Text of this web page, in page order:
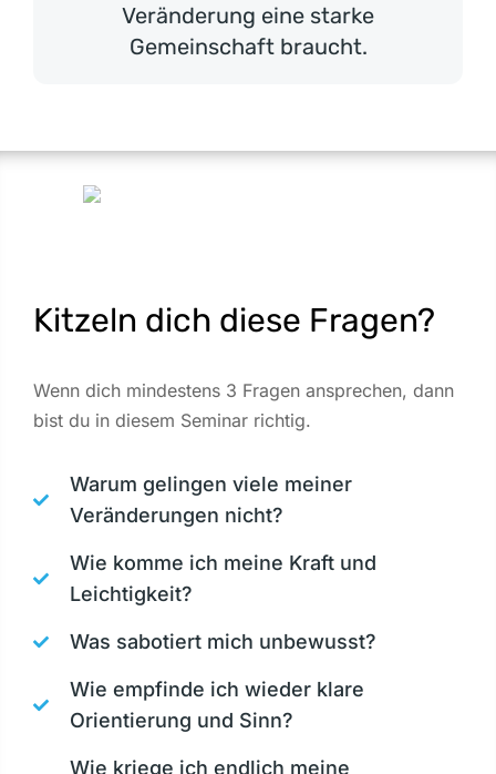
Veränderung eine starke
Gemeinschaft braucht.
Kitzeln dich diese Fragen?
Wenn dich mindestens 3 Fragen ansprechen, dann
bist du in diesem Seminar richtig.
Warum gelingen viele meiner
Veränderungen nicht?
Wie komme ich meine Kraft und
Leichtigkeit?
Was sabotiert mich unbewusst?
Wie empfinde ich wieder klare
Orientierung und Sinn?
Wie kriege ich endlich meine